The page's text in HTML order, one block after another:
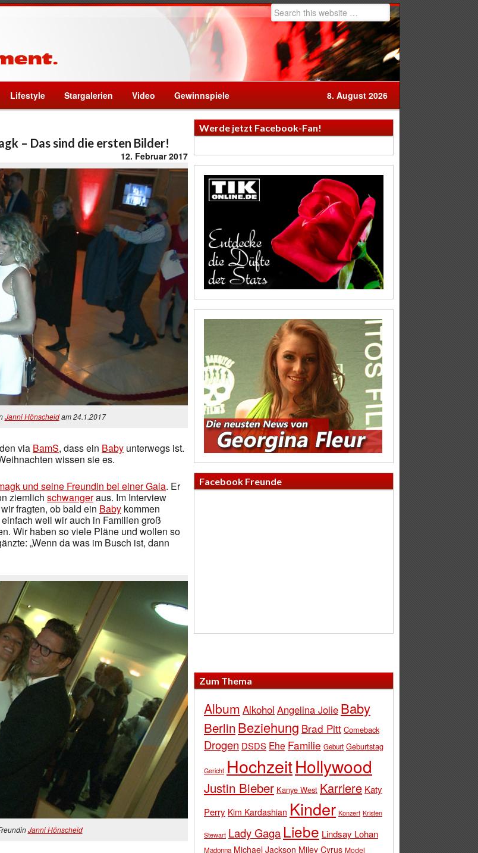
Lifestyle Stargalerien Video Gewinnspiele 8. August 2026
– Das sind die ersten Bilder!
12. Februar 2017
Janni Hönscheidam 24.1.2017
via BamS, dass ein Baby unterwegs ist.
wissen sie es.
und seine Freundin bei einer Gala. Er
ziemlich schwangeraus. Im Interview
fragten, ob bald ein Baby kommen
weil wir auch in Familien groß
Wir haben so viele Pläne und wollen so
„Wenn da was im Busch ist, dann
Janni Hönscheid
Werde jetzt Facebook-Fan!
Facebook Freunde
Zum Thema
Album Alkohol Angelina Jolie Baby
Berlin Beziehung Brad Pitt Comeback
Drogen DSDS Ehe Familie Geburt Geburtstag
Gericht HochzeitHollywood
Justin Bieber Kanye West Karriere Katy
Perry Kim Kardashian Kinder Konzert Kristen
Stewart Lady Gaga Liebe Lindsay Lohan
Madonna Michael Jackson Miley Cyrus Model